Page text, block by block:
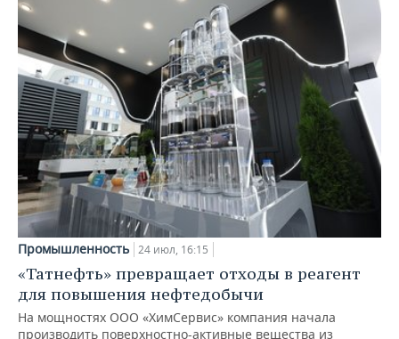
Промышленность 24 июл, 16:15
«Татнефть» превращает отходы в реагент
для повышения нефтедобычи
На мощностях ООО «ХимСервис» компания начала
производить поверхностно-активные вещества из